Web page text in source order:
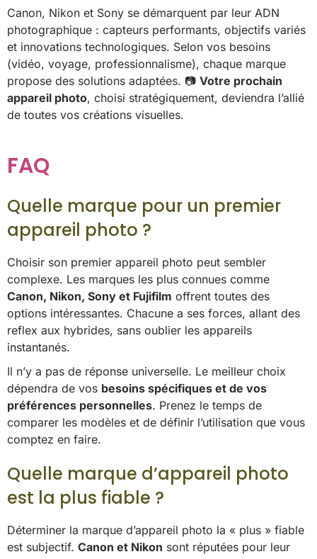
Canon, Nikon et Sony se démarquent par leur ADN
photographique : capteurs performants, objectifs variés
et innovations technologiques. Selon vos besoins
(vidéo, voyage, professionnalisme), chaque marque
propose des solutions adaptées. 📷 Votre prochain
appareil photo, choisi stratégiquement, deviendra l’allié
de toutes vos créations visuelles.
FAQ
Quelle marque pour un premier
appareil photo ?
Choisir son premier appareil photo peut sembler
complexe. Les marques les plus connues comme
Canon, Nikon, Sony et Fujifilm offrent toutes des
options intéressantes. Chacune a ses forces, allant des
reflex aux hybrides, sans oublier les appareils
instantanés.
Il n’y a pas de réponse universelle. Le meilleur choix
dépendra de vos besoins spécifiques et de vos
préférences personnelles. Prenez le temps de
comparer les modèles et de définir l’utilisation que vous
comptez en faire.
Quelle marque d’appareil photo
est la plus fiable ?
Déterminer la marque d’appareil photo la « plus » fiable
est subjectif. Canon et Nikon sont réputées pour leur